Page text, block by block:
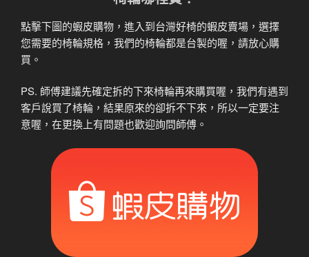
點擊下圖的蝦皮購物，進入到台灣好椅的蝦皮賣場，選擇
您需要的椅輪規格，我們的椅輪都是台製的喔，請放心購
買。
PS. 師傅建議先確定拆的下來椅輪再來購買喔，我們有遇到
客戶說買了椅輪，結果原來的卻拆不下來，所以一定要注
意喔，在更換上有問題也歡迎詢問師傅。